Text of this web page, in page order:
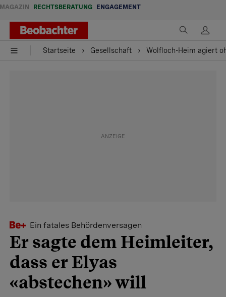
MAGAZIN RECHTSBERATUNG ENGAGEMENT
Startseite Gesellschaft Wolfloch-Heim agiert
Ein fatales Behördenversagen
Er sagte dem Heimleiter,
dass er Elyas
«abstechen» will